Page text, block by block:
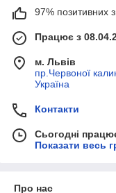
97% позитивних з
Працює з
м. Львів
пр.Червоної
Україна
Контакти
Сьогодні
Показати весь
Про нас